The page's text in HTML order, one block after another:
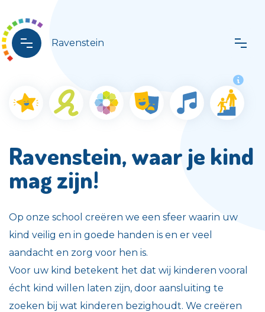
Ravenstein
Ravenstein, waar je kind
mag zijn!
Op onze school creëren we een sfeer waarin uw
kind veilig en in goede handen is en er veel
aandacht en zorg voor hen is.
Voor uw kind betekent het dat wij kinderen vooral
écht kind willen laten zijn, door aansluiting te
zoeken bij wat kinderen bezighoudt. We creëren